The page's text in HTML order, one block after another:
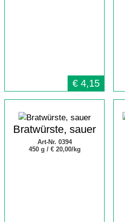
€ 4,15
Bratwürste, sauer
Art-Nr. 0394
450 g / € 20,00/kg